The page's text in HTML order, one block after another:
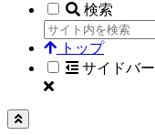
検索
トップ
サイドバー